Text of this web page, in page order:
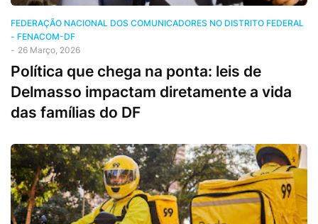
FEDERAÇÃO NACIONAL DOS COMUNICADORES NO DISTRITO FEDERAL
- FENACOM-DF
- 26 Março, 2026
Política que chega na ponta: leis de
Delmasso impactam diretamente a vida
das famílias do DF